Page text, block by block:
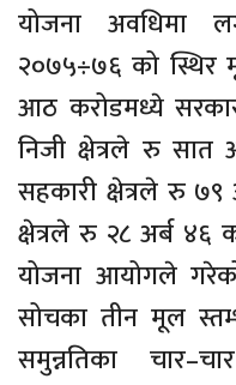
योजना अवधिमा
२०७५÷७६ को स्थिर
आठ करोडमध्ये
निजी क्षेत्रले रु
सहकारी क्षेत्रले रु
क्षेत्रले रु २८ अर्ब ४६
योजना आयोगले
सोचका तीन मूल
समुन्नतिका